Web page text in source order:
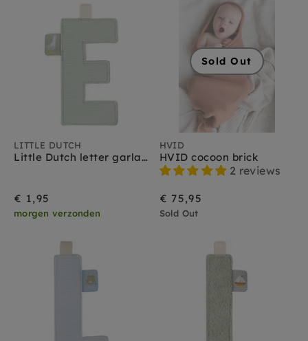
LITTLE DUTCH
Little Dutch letter garland E
€ 1,95
morgen verzonden
Sold Out
HVID
HVID cocoon brick
2 reviews
€ 75,95
Sold Out